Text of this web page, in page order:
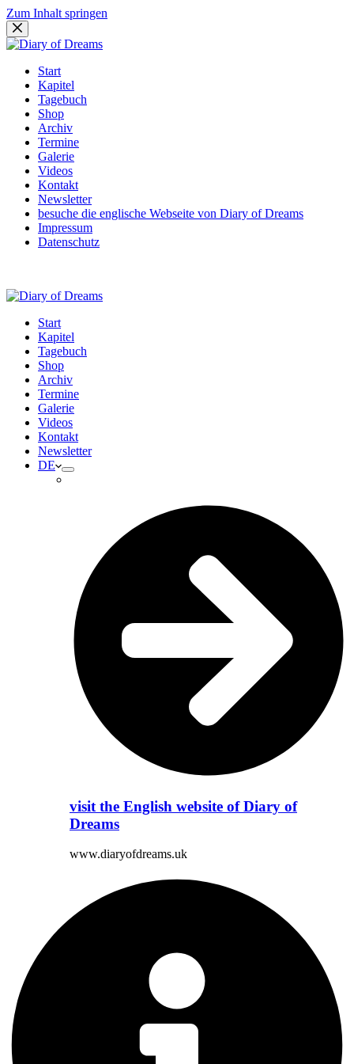
Zum Inhalt springen
Start
Kapitel
Tagebuch
Shop
Archiv
Termine
Galerie
Videos
Kontakt
Newsletter
besuche die englische Webseite von Diary of Dreams
Impressum
Datenschutz
Start
Kapitel
Tagebuch
Shop
Archiv
Termine
Galerie
Videos
Kontakt
Newsletter
DE
visit the English website of Diary of
Dreams
www.diaryofdreams.uk